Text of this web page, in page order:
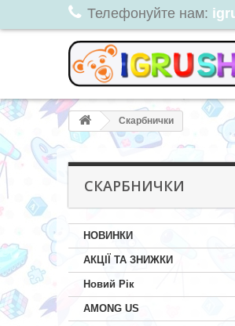
Телефонуйте нам:
Скарбнички
СКАРБНИЧКИ
НОВИНКИ
АКЦІЇ ТА ЗНИЖКИ
Новий Рік
AMONG US